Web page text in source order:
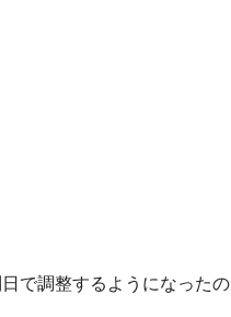
で調整するようになったの